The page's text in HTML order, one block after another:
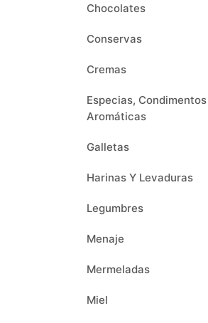
Chocolates
Conservas
Cremas
Especias,
Aromáticas
Galletas
Harinas Y Levaduras
Legumbres
Menaje
Mermeladas
Miel